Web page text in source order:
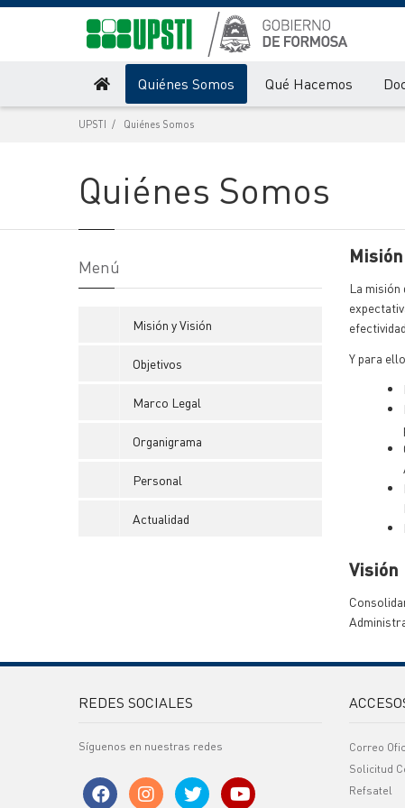
Quiénes Somos Qué Hacemos
UPSTI Quiénes Somos
Quiénes Somos
Misión
La
Y para
Visión
Menú
Misión y Visión
Objetivos
Marco Legal
Organigrama
Personal
Actualidad
REDES SOCIALES
Síguenos en nuestras redes
Correo
Solicitud
Refsatel